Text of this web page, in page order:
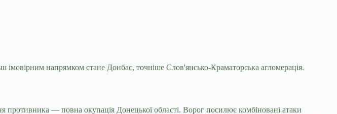
імовірним напрямком стане Донбас, точніше Слов'янсько-Краматорська агломерація.
противника — повна окупація Донецької області. Ворог посилює комбіновані атаки